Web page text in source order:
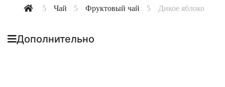
Чай Фруктовый чай Дикое яблоко
Дополнительно